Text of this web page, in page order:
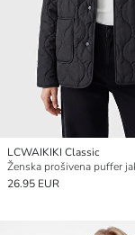
LCWAIKIKI Classic
26.95 EUR